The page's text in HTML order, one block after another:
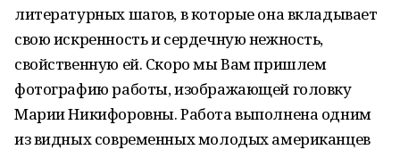
литературных шагов, в которые она вкладывает
свою искренность и сердечную нежность,
свойственную ей. Скоро мы Вам пришлем
фотографию работы, изображающей головку
Марии Никифоровны. Работа выполнена одним
из видных современных молодых американцев